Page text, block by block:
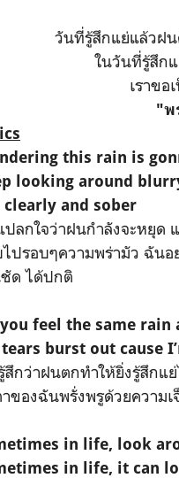
วันที่รู้สึกแย่แล้วฝน
ในวันที่รู้สึก
เราขอ
"พ
this rain is
looking around
clearly and sober
ลกใจว่าฝนกำลังจะหยุด
ปรอบๆความพร่ามัว ฉันอ
ด ได้ปกติ
feel the same rain
burst out cause
สึกว่าฝนตกทำให้ยิ่งรู้สึกแ
ของฉันพรั่งพรูด้วยความ
in life, look
in life, it can